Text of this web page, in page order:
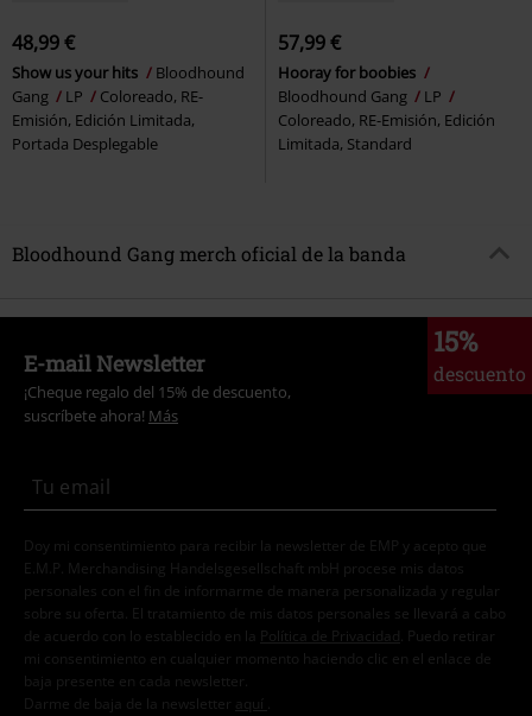
48,99 €
Show us your hits
Bloodhound
Gang
LP
Coloreado, RE-
Emisión, Edición Limitada,
Portada Desplegable
57,99 €
Hooray for boobies
Bloodhound Gang
LP
Coloreado, RE-Emisión, Edición
Limitada, Standard
Bloodhound Gang merch oficial de la banda
15%
descuento
E-mail Newsletter
¡Cheque regalo del 15% de descuento,
suscríbete ahora! Más
Doy mi consentimiento para recibir la newsletter de EMP y acepto que
E.M.P. Merchandising Handelsgesellschaft mbH procese mis datos
personales con el fin de informarme de manera personalizada y regular
sobre su oferta. El tratamiento de mis datos personales se llevará a cabo
de acuerdo con lo establecido en la
Política de Privacidad . Puedo retirar
mi consentimiento en cualquier momento haciendo clic en el enlace de
baja presente en cada newsletter.
Darme de baja de la newsletter
aquí